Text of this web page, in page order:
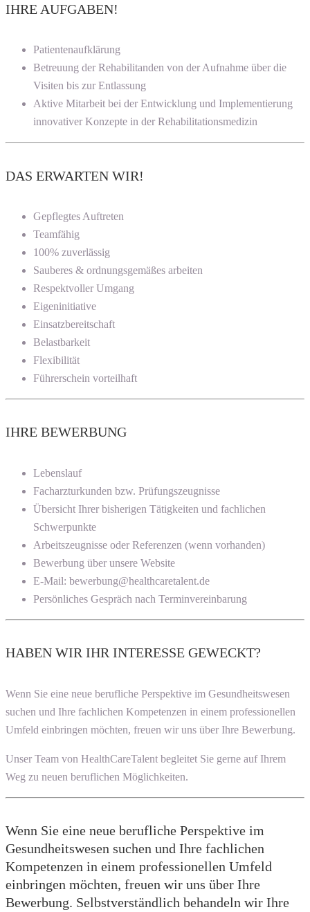
IHRE AUFGABEN!
Patientenaufklärung
Betreuung der Rehabilitanden von der Aufnahme über die
Visiten bis zur Entlassung
Aktive Mitarbeit bei der Entwicklung und Implementierung
innovativer Konzepte in der Rehabilitationsmedizin
DAS ERWARTEN WIR!
Gepflegtes Auftreten
Teamfähig
100% zuverlässig
Sauberes & ordnungsgemäßes arbeiten
Respektvoller Umgang
Eigeninitiative
Einsatzbereitschaft
Belastbarkeit
Flexibilität
Führerschein vorteilhaft
IHRE BEWERBUNG
Lebenslauf
Facharzturkunden bzw. Prüfungszeugnisse
Übersicht Ihrer bisherigen Tätigkeiten und fachlichen
Schwerpunkte
Arbeitszeugnisse oder Referenzen (wenn vorhanden)
Bewerbung über unsere Website
E-Mail: bewerbung@healthcaretalent.de
Persönliches Gespräch nach Terminvereinbarung
HABEN WIR IHR INTERESSE GEWECKT?
Wenn Sie eine neue berufliche Perspektive im Gesundheitswesen
suchen und Ihre fachlichen Kompetenzen in einem professionellen
Umfeld einbringen möchten, freuen wir uns über Ihre Bewerbung.
Unser Team von HealthCareTalent begleitet Sie gerne auf Ihrem
Weg zu neuen beruflichen Möglichkeiten.
Wenn Sie eine neue berufliche Perspektive im
Gesundheitswesen suchen und Ihre fachlichen
Kompetenzen in einem professionellen Umfeld
einbringen möchten, freuen wir uns über Ihre
Bewerbung. Selbstverständlich behandeln wir Ihre